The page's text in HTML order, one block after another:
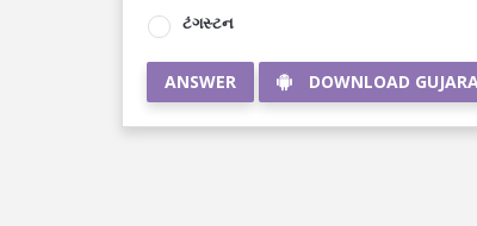
ટંગસ્ટન
ANSWER DOWNLOAD